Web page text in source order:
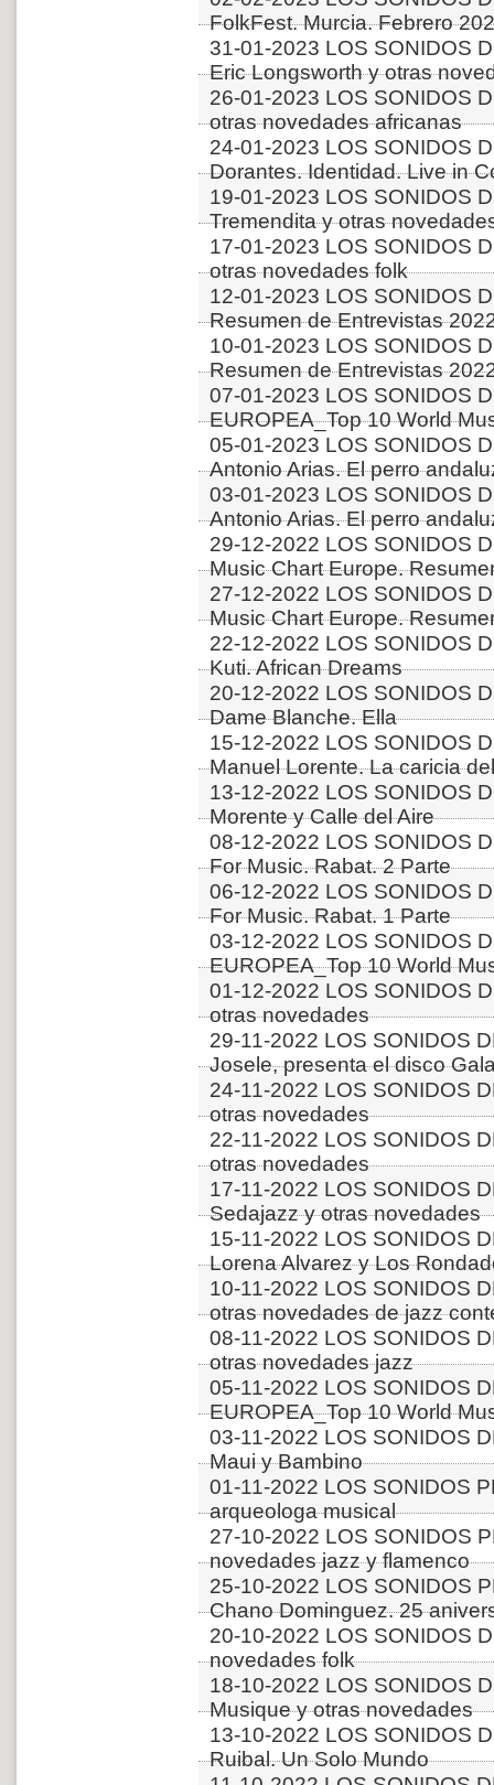
FolkFest. Murcia. Febrero
31-01-2023 LOS SONIDOS
Eric Longsworth y otras
26-01-2023 LOS SONIDOS
otras novedades africanas
24-01-2023 LOS SONIDOS
Dorantes. Identidad. Live in
19-01-2023 LOS SONIDOS
Tremendita y otras
17-01-2023 LOS SONIDOS
otras novedades folk
12-01-2023 LOS SONIDOS
Resumen de Entrevistas
10-01-2023 LOS SONIDOS
Resumen de Entrevistas
07-01-2023 LOS SONIDOS
EUROPEA_Top 10 World
05-01-2023 LOS SONIDOS
Antonio Arias. El perro
03-01-2023 LOS SONIDOS
Antonio Arias. El perro
29-12-2022 LOS SONIDOS
Music Chart Europe.
27-12-2022 LOS SONIDOS
Music Chart Europe.
22-12-2022 LOS SONIDOS
Kuti. African Dreams
20-12-2022 LOS SONIDOS
Dame Blanche. Ella
15-12-2022 LOS SONIDOS
Manuel Lorente. La caricia
13-12-2022 LOS SONIDOS
Morente y Calle del Aire
08-12-2022 LOS SONIDOS
For Music. Rabat. 2 Parte
06-12-2022 LOS SONIDOS
For Music. Rabat. 1 Parte
03-12-2022 LOS SONIDOS
EUROPEA_Top 10 World
01-12-2022 LOS SONIDOS
otras novedades
29-11-2022 LOS SONIDOS
Josele, presenta el disco
24-11-2022 LOS SONIDOS
otras novedades
22-11-2022 LOS SONIDOS
otras novedades
17-11-2022 LOS SONIDOS
Sedajazz y otras novedades
15-11-2022 LOS SONIDOS
Lorena Alvarez y Los
10-11-2022 LOS SONIDOS
otras novedades de jazz
08-11-2022 LOS SONIDOS
otras novedades jazz
05-11-2022 LOS SONIDOS
EUROPEA_Top 10 World
03-11-2022 LOS SONIDOS
Maui y Bambino
01-11-2022 LOS SONIDOS
arqueologa musical
27-10-2022 LOS SONIDOS
novedades jazz y flamenco
25-10-2022 LOS SONIDOS
Chano Dominguez. 25
20-10-2022 LOS SONIDOS
novedades folk
18-10-2022 LOS SONIDOS
Musique y otras novedades
13-10-2022 LOS SONIDOS
Ruibal. Un Solo Mundo